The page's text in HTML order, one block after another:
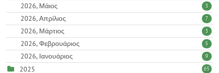
2026, Μάιος 3
2026, Απρίλιος 7
2026, Μάρτιος 3
2026, Φεβρουάριος 5
2026, Ιανουάριος 9
2025 65